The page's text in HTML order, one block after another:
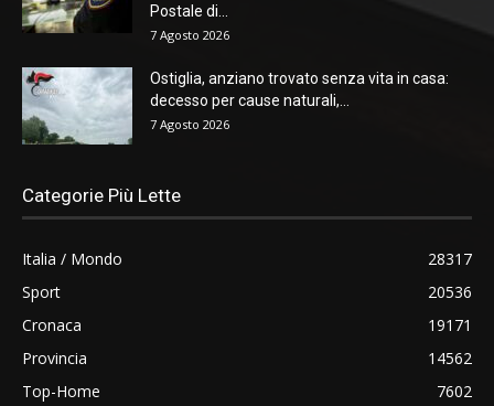
Postale di...
7 Agosto 2026
Ostiglia, anziano trovato senza vita in casa:
decesso per cause naturali,...
7 Agosto 2026
Categorie Più Lette
Italia / Mondo
28317
Sport
20536
Cronaca
19171
Provincia
14562
Top-Home
7602